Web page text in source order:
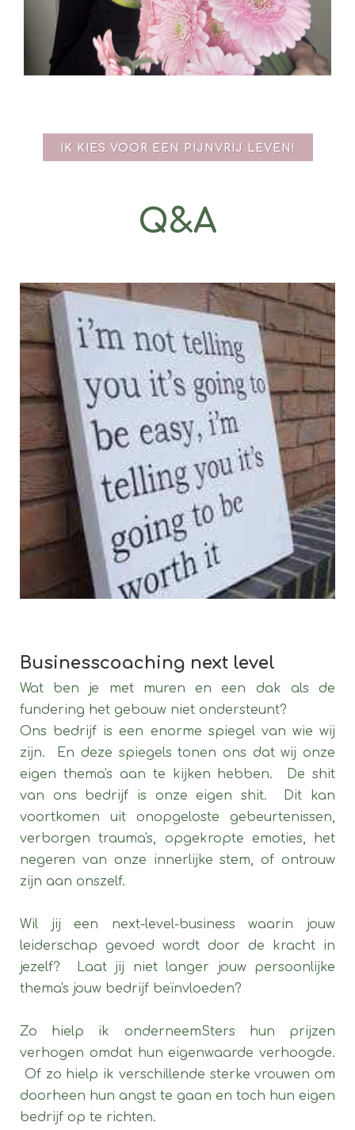
IK KIES VOOR EEN PIJNVRIJ LEVEN!
Q&A
Businesscoaching next level
Wat ben je met muren en een dak als de
fundering het gebouw niet ondersteunt?
Ons bedrijf is een enorme spiegel van wie wij
zijn. En deze spiegels tonen ons dat wij onze
eigen thema's aan te kijken hebben. De shit
van ons bedrijf is onze eigen shit. Dit kan
voortkomen uit onopgeloste gebeurtenissen,
verborgen trauma's, opgekropte emoties, het
negeren van onze innerlijke stem, of ontrouw
zijn aan onszelf.
Wil jij een next-level-business waarin jouw
leiderschap gevoed wordt door de kracht in
jezelf? Laat jij niet langer jouw persoonlijke
thema's jouw bedrijf beïnvloeden?
Zo hielp ik onderneemSters hun prijzen
verhogen omdat hun eigenwaarde verhoogde.
Of zo hielp ik verschillende sterke vrouwen om
doorheen hun angst te gaan en toch hun eigen
bedrijf op te richten.